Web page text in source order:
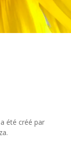
été créé par